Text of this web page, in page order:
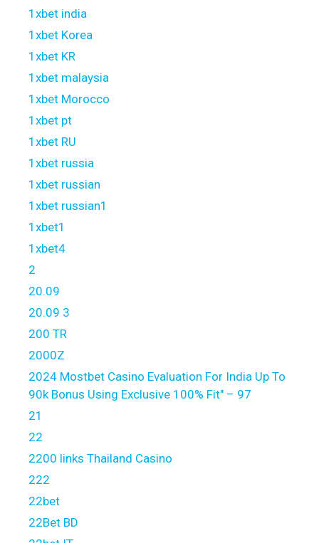
1xbet india
1xbet Korea
1xbet KR
1xbet malaysia
1xbet Morocco
1xbet pt
1xbet RU
1xbet russia
1xbet russian
1xbet russian1
1xbet1
1xbet4
2
20.09
20.09 3
200 TR
2000Z
2024 Mostbet Casino Evaluation For India Up To
90k Bonus Using Exclusive 100% Fit" – 97
21
22
2200 links Thailand Casino
222
22bet
22Bet BD